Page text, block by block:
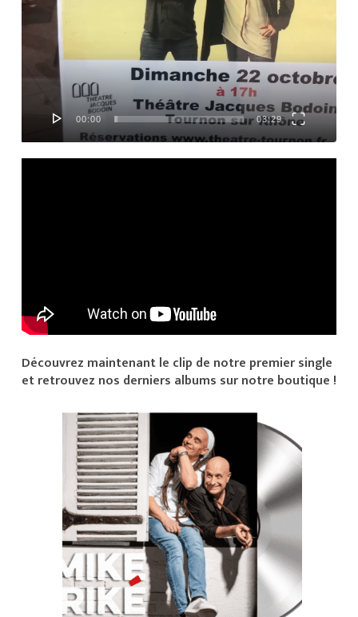
00:00 03:29
Découvrez maintenant le clip de notre premier single
et retrouvez nos derniers albums sur notre boutique !